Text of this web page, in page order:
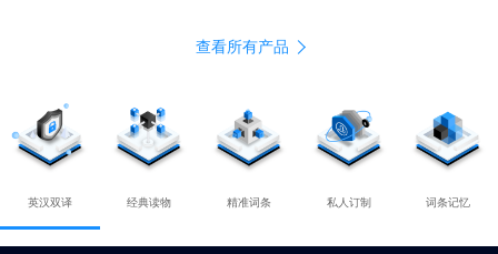
查看所有产品
英汉双译 经典读物 精准词条 私人订制 词条记忆